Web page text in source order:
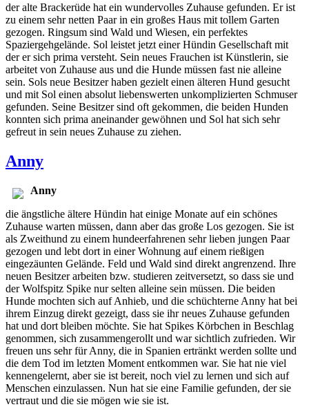
der alte Brackerüde hat ein wundervolles Zuhause gefunden. Er ist
zu einem sehr netten Paar in ein großes Haus mit tollem Garten
gezogen. Ringsum sind Wald und Wiesen, ein perfektes
Spaziergehgelände. Sol leistet jetzt einer Hündin Gesellschaft mit
der er sich prima versteht. Sein neues Frauchen ist Künstlerin, sie
arbeitet von Zuhause aus und die Hunde müssen fast nie alleine
sein. Sols neue Besitzer haben gezielt einen älteren Hund gesucht
und mit Sol einen absolut liebenswerten unkomplizierten Schmuser
gefunden. Seine Besitzer sind oft gekommen, die beiden Hunden
konnten sich prima aneinander gewöhnen und Sol hat sich sehr
gefreut in sein neues Zuhause zu ziehen.
Anny
Anny
die ängstliche ältere Hündin hat einige Monate auf ein schönes
Zuhause warten müssen, dann aber das große Los gezogen. Sie ist
als Zweithund zu einem hundeerfahrenen sehr lieben jungen Paar
gezogen und lebt dort in einer Wohnung auf einem rießigen
eingezäunten Gelände. Feld und Wald sind direkt angrenzend. Ihre
neuen Besitzer arbeiten bzw. studieren zeitversetzt, so dass sie und
der Wolfspitz Spike nur selten alleine sein müssen. Die beiden
Hunde mochten sich auf Anhieb, und die schüchterne Anny hat bei
ihrem Einzug direkt gezeigt, dass sie ihr neues Zuhause gefunden
hat und dort bleiben möchte. Sie hat Spikes Körbchen in Beschlag
genommen, sich zusammengerollt und war sichtlich zufrieden. Wir
freuen uns sehr für Anny, die in Spanien ertränkt werden sollte und
die dem Tod im letzten Moment entkommen war. Sie hat nie viel
kennengelernt, aber sie ist bereit, noch viel zu lernen und sich auf
Menschen einzulassen. Nun hat sie eine Familie gefunden, der sie
vertraut und die sie mögen wie sie ist.